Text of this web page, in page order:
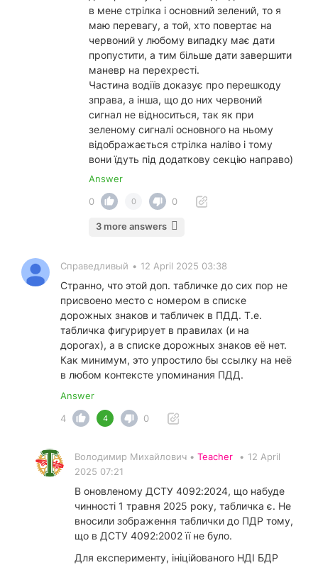
в мене стрілка і основний зелений, то я
маю перевагу, а той, хто повертає на
червоний у любому випадку має дати
пропустити, а тим більше дати завершити
маневр на перехресті.
Частина водіїв доказує про перешкоду
зправа, а інша, що до них червоний
сигнал не відноситься, так як при
зеленому сигналі основного на ньому
відображається стрілка наліво і тому
вони їдуть під додаткову секцію направо)
Answer
0
0 0
3 more answers
Справедливый • 12 April 2025 03:38
Странно, что этой доп. табличке до сих пор не
присвоено место с номером в списке
дорожных знаков и табличек в ПДД. Т.е.
табличка фигурирует в правилах (и на
дорогах), а в списке дорожных знаков её нет.
Как минимум, это упростило бы ссылку на неё
в любом контексте упоминания ПДД.
Answer
4
4 0
Володимир Михайлович • Teacher • 12 April
2025 07:21
В оновленому ДСТУ 4092:2024, що набуде
чинності 1 травня 2025 року, табличка є. Не
вносили зображення таблички до ПДР тому,
що в ДСТУ 4092:2002 її не було.
Для експерименту, ініційованого НДІ БДР